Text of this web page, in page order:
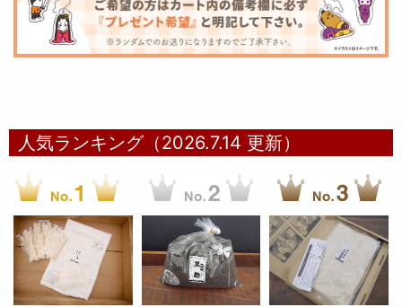
人気ランキング（2026.7.14 更新）